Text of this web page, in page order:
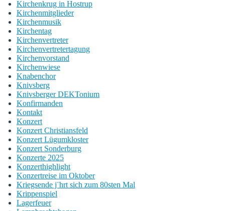
Kirchenkrug in Hostrup
Kirchenmitglieder
Kirchenmusik
Kirchentag
Kirchenvertreter
Kirchenvertretertagung
Kirchenvorstand
Kirchenwiese
Knabenchor
Knivsberg
Knivsberger DEKTonium
Konfirmanden
Kontakt
Konzert
Konzert Christiansfeld
Konzert Lügumkloster
Konzert Sonderburg
Konzerte 2025
Konzerthighlight
Konzertreise im Oktober
Kriegsende j¨hrt sich zum 80sten Mal
Krippenspiel
Lagerfeuer